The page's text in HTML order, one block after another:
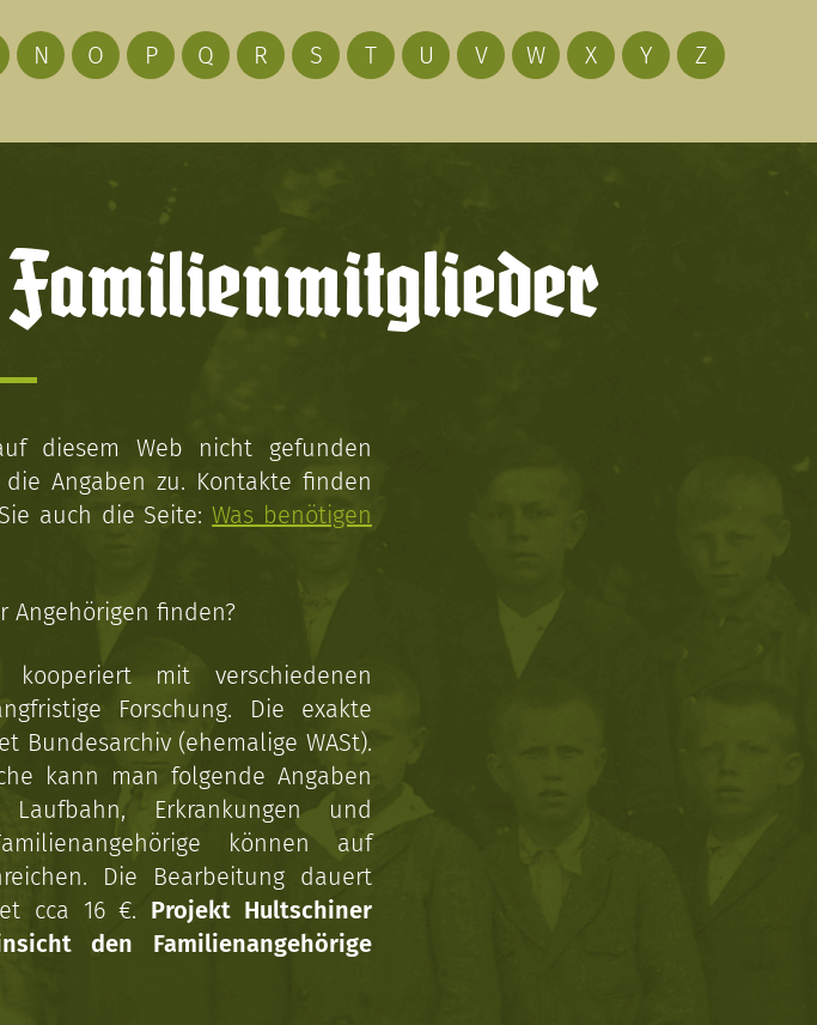
N O P Q R S T U V W X Y Z
diesem Web nicht gefunden
Angaben zu. Kontakte finden
auch die Seite:Was benötigen
Angehörigen finden?
kooperiert mit verschiedenen
Forschung. Die exakte
Bundesarchiv (ehemalige WASt).
kann man folgende Angaben
Erkrankungen und
können auf
Die Bearbeitung dauert
cca 16 €. Projekt Hultschiner
den Familienangehörige